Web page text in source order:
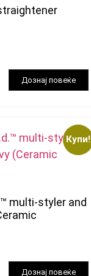
Купи!
multi-styler and